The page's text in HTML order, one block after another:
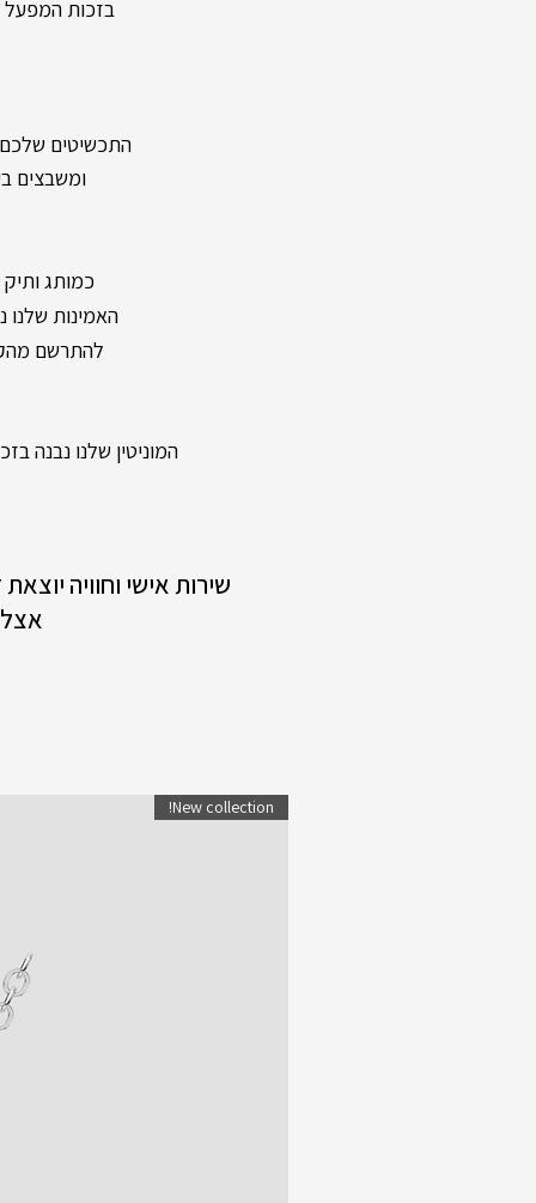
בזכות המפעל
התכשיטים שלכם
ומשבצים
כמותג ותיק
האמינות שלנו נשענת על מעל 40 שנות וותק
להתרשם
המוניטין שלנו נבנה
שירות אישי וחוויה
New collection!